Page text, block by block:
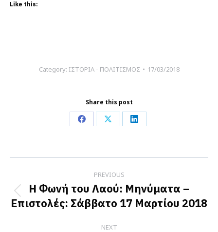
Like this:
Category: ΙΣΤΟΡΙΑ - ΠΟΛΙΤΙΣΜΟΣ 17/03/2018
Share this post
Share
Facebook
Share
X
Share
LinkedIn
navigation
PREVIOUS
Previous
post:
Η Φωνή του Λαού: Μηνύματα –
Επιστολές: Σάββατο 17 Μαρτίου 2018
NEXT